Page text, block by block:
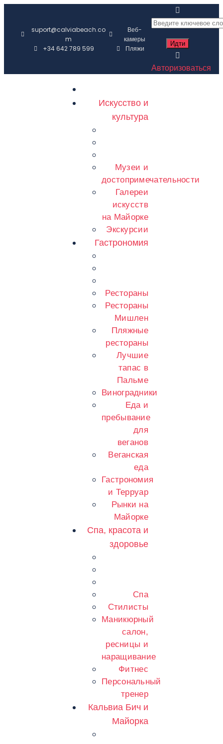
suport@calviabeach.co
m
+34 642 789 599
Веб-
камеры
Пляжи
Авторизоваться
Искусство и
культура
Музеи и
достопримечательности
Галереи
искусств
на Майорке
Экскурсии
Гастрономия
Рестораны
Рестораны
Мишлен
Пляжные
рестораны
Лучшие
тапас в
Пальме
Виноградники
Еда и
пребывание
для
веганов
Веганская
еда
Гастрономия
и Терруар
Рынки на
Майорке
Спа, красота и
здоровье
Спа
Стилисты
Маникюрный
салон,
ресницы и
наращивание
Фитнес
Персональный
тренер
Кальвиа Бич и
Майорка